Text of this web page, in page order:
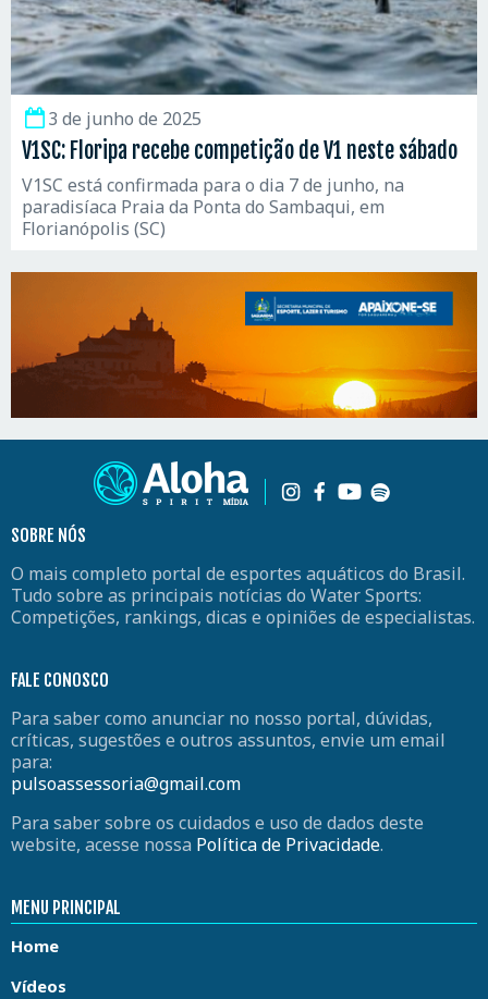
3 de junho de 2025
V1SC: Floripa recebe competição de V1 neste sábado
V1SC está confirmada para o dia 7 de junho, na
paradisíaca Praia da Ponta do Sambaqui, em
Florianópolis (SC)
SOBRE NÓS
O mais completo portal de esportes aquáticos do Brasil.
Tudo sobre as principais notícias do Water Sports:
Competições, rankings, dicas e opiniões de especialistas.
FALE CONOSCO
Para saber como anunciar no nosso portal, dúvidas,
críticas, sugestões e outros assuntos, envie um email
para:
pulsoassessoria@gmail.com
Para saber sobre os cuidados e uso de dados deste
website, acesse nossa Política de Privacidade.
MENU PRINCIPAL
Home
Vídeos